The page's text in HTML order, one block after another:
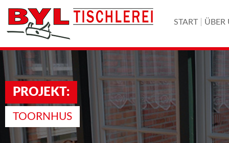
START ÜBER
PROJEKT:
TOORNHUS